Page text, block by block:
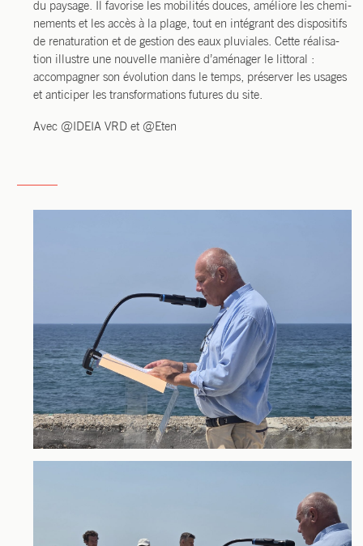
du pay­sage. Il favo­rise les mobi­li­tés douces, amé­liore les che­mi­
ne­ments et les accès à la plage, tout en inté­grant des dis­po­si­tifs
de rena­tu­ra­tion et de ges­tion des eaux plu­viales. Cette réa­li­sa­
tion illustre une nou­velle manière d’a­mé­na­ger le lit­to­ral :
accom­pa­gner son évo­lu­tion dans le temps, pré­ser­ver les usages
et anti­ci­per les trans­for­ma­tions futures du site.
Avec @IDEIA VRD et @Eten